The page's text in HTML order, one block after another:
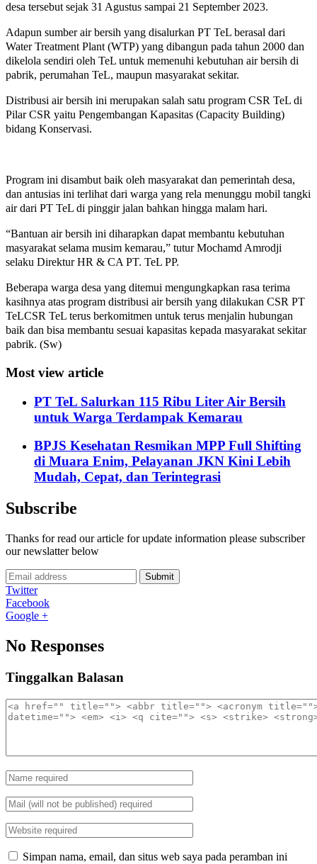
desa tersebut sejak 31 Agustus sampai 21 September 2023.
Adapun sumber air bersih yang disalurkan PT TeL berasal dari
Water Treatment Plant (WTP) yang dibangun pada tahun 2000 dan
dikelola sendiri oleh TeL untuk memenuhi kebutuhan air bersih di
pabrik, perumahan TeL, maupun masyarakat sekitar.
Distribusi air bersih ini merupakan salah satu program CSR TeL di
Pilar CSR yaitu Pengembangan Kapasitas (Capacity Building)
bidang Konservasi.
Program ini disambut baik oleh masyarakat dan pemerintah desa,
dan antusias ini terlihat dari warga yang rela menunggu mobil tangki
air dari PT TeL di pinggir jalan bahkan hingga malam hari.
“Bantuan air bersih ini diharapkan dapat membantu kebutuhan
masyarakat selama musim kemarau,” tutur Mochamd Amrodji
selaku Direktur HR & CA PT. TeL PP.
Beberapa warga desa yang ditemui mengungkapkan rasa terima
kasihnya atas program distribusi air bersih yang dilakukan CSR PT
TeLCSR TeL terus berkomitmen untuk terus menjalin hubungan
baik dan bisa membantu sesuai kapasitas kepada masyarakat sekitar
pabrik. (Sw)
Most view article
PT TeL Salurkan 115 Ribu Liter Air Bersih
untuk Warga Terdampak Kemarau
BPJS Kesehatan Resmikan MPP Full Shifting
di Muara Enim, Pelayanan JKN Kini Lebih
Mudah, Cepat, dan Terintegrasi
Subscribe
Thanks for read our article for update information please subscriber
our newslatter below
Submit
Twitter
Facebook
Google +
No Responses
Tinggalkan Balasan
Simpan nama, email, dan situs web saya pada peramban ini